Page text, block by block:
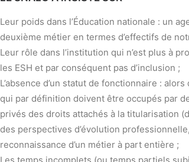
Leur poids dans l’Éducation nationale : un
deuxième métier en termes d’effectifs de
Leur rôle dans l’institution qui n’est plus à
les ESH et par conséquent pas d’inclusion ;
L’absence d’un statut de fonctionnaire :
qui par définition doivent être occupés par
privés des droits attachés à la titularisation
des perspectives d’évolution
reconnaissance d’un métier à part entière ;